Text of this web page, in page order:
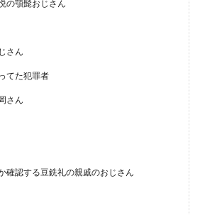
の顎髭おじさん
さん
てた犯罪者
さん
確認する豆銑礼の親戚のおじさん